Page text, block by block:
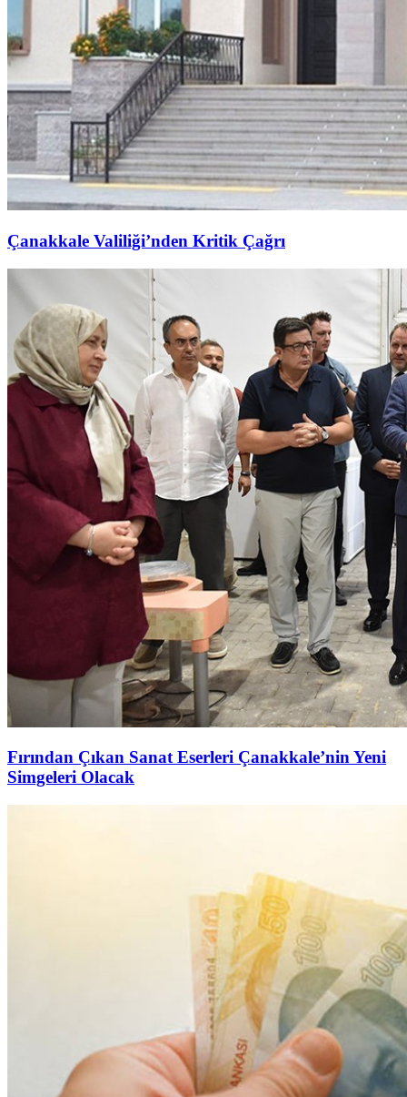
Çanakkale Valiliği’nden Kritik Çağrı
Fırından Çıkan Sanat Eserleri Çanakkale’nin Yeni
Simgeleri Olacak